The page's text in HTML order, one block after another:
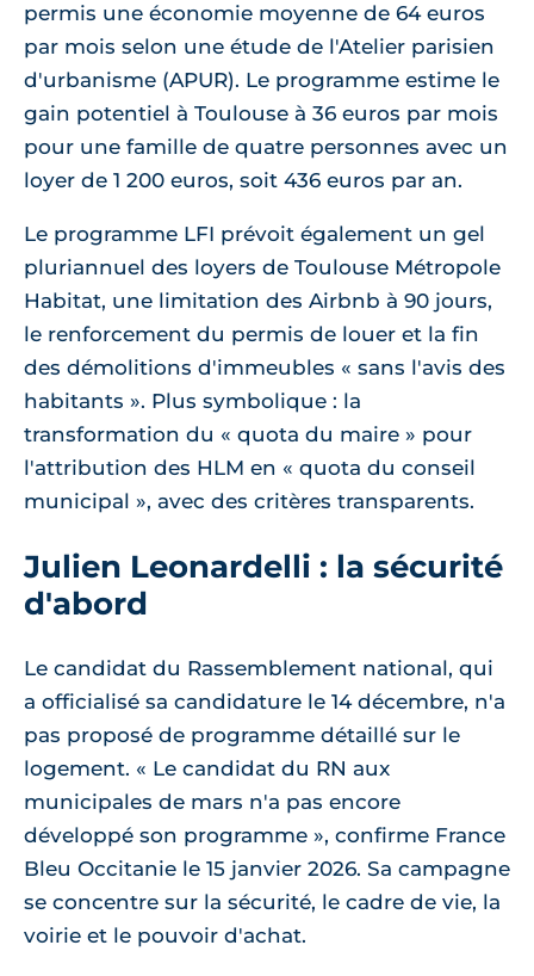
permis une économie moyenne de 64 euros
par mois selon une étude de l'Atelier parisien
d'urbanisme (APUR). Le programme estime le
gain potentiel à Toulouse à 36 euros par mois
pour une famille de quatre personnes avec un
loyer de 1 200 euros, soit 436 euros par an.
Le programme LFI prévoit également un gel
pluriannuel des loyers de Toulouse Métropole
Habitat, une limitation des Airbnb à 90 jours,
le renforcement du permis de louer et la fin
des démolitions d'immeubles « sans l'avis des
habitants ». Plus symbolique : la
transformation du « quota du maire » pour
l'attribution des HLM en « quota du conseil
municipal », avec des critères transparents.
Julien Leonardelli : la sécurité
d'abord
Le candidat du Rassemblement national, qui
a officialisé sa candidature le 14 décembre, n'a
pas proposé de programme détaillé sur le
logement. « Le candidat du RN aux
municipales de mars n'a pas encore
développé son programme », confirme France
Bleu Occitanie le 15 janvier 2026. Sa campagne
se concentre sur la sécurité, le cadre de vie, la
voirie et le pouvoir d'achat.